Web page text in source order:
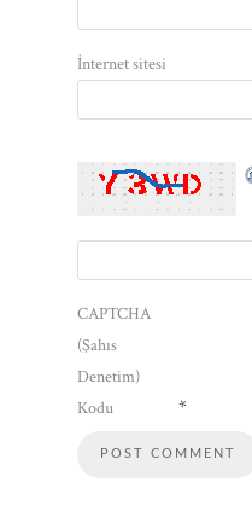
İnternet sitesi
CAPTCHA
(Şahıs
Denetim)
Kodu
*